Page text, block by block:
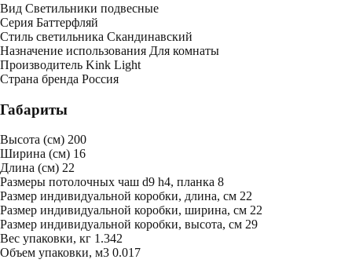
Вид Светильники подвесные
Серия Баттерфляй
Стиль светильника Скандинавский
Назначение использования Для комнаты
Производитель Kink Light
Страна бренда Россия
Габариты
Высота (см) 200
Ширина (см) 16
Длина (см) 22
Размеры потолочных чаш d9 h4, планка 8
Размер индивидуальной коробки, длина, см 22
Размер индивидуальной коробки, ширина, см 22
Размер индивидуальной коробки, высота, см 29
Bес упаковки, кг 1.342
Oбъем упаковки, м3 0.017